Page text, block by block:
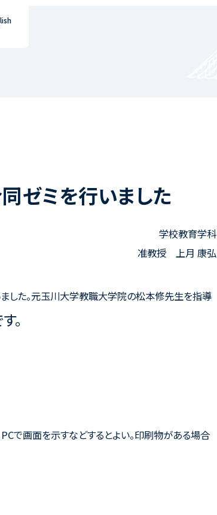
ゼミを行いました
学校教育学科
准教授 上月 康弘
した。元玉川大学教職大学院の松本修先生を指導
。
で画面を示すなどするとよい。印刷物がある場合